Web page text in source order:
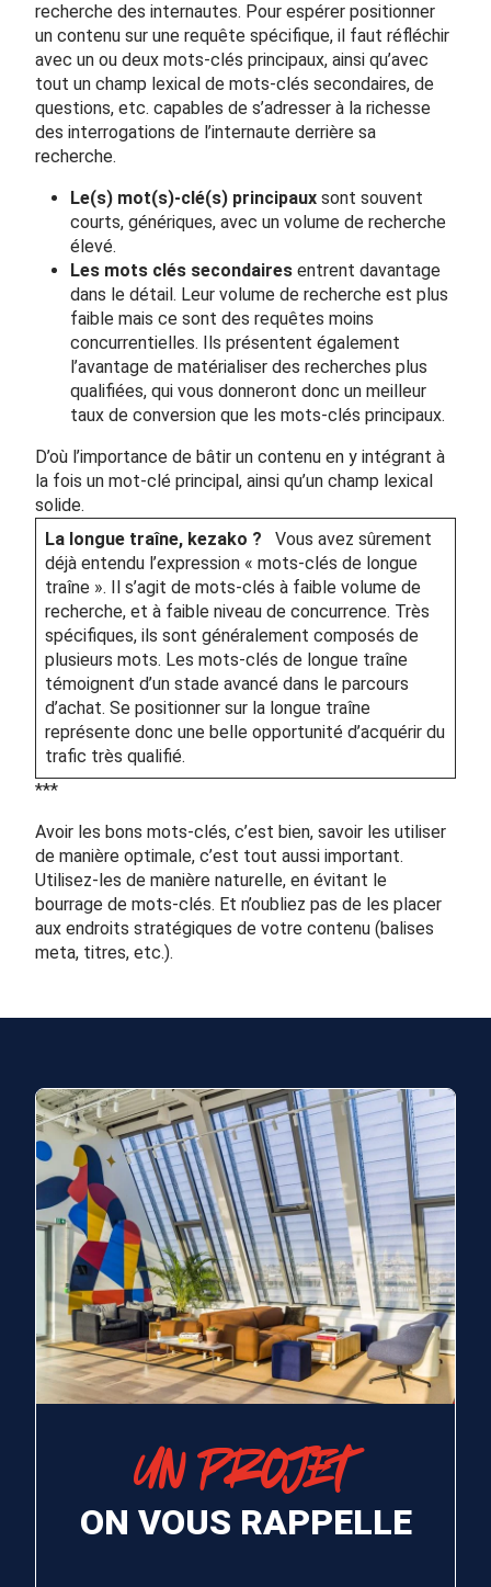
recherche des internautes. Pour espérer positionner
un contenu sur une requête spécifique, il faut réfléchir
avec un ou deux mots-clés principaux, ainsi qu’avec
tout un champ lexical de mots-clés secondaires, de
questions, etc. capables de s’adresser à la richesse
des interrogations de l’internaute derrière sa
recherche.
Le(s) mot(s)-clé(s) principaux sont souvent
courts, génériques, avec un volume de recherche
élevé.
Les mots clés secondaires entrent davantage
dans le détail. Leur volume de recherche est plus
faible mais ce sont des requêtes moins
concurrentielles. Ils présentent également
l’avantage de matérialiser des recherches plus
qualifiées, qui vous donneront donc un meilleur
taux de conversion que les mots-clés principaux.
D’où l’importance de bâtir un contenu en y intégrant à
la fois un mot-clé principal, ainsi qu’un champ lexical
solide.
La longue traîne, kezako ? Vous avez sûrement
déjà entendu l’expression « mots-clés de longue
traîne ». Il s’agit de mots-clés à faible volume de
recherche, et à faible niveau de concurrence. Très
spécifiques, ils sont généralement composés de
plusieurs mots. Les mots-clés de longue traîne
témoignent d’un stade avancé dans le parcours
d’achat. Se positionner sur la longue traîne
représente donc une belle opportunité d’acquérir du
trafic très qualifié.
***
Avoir les bons mots-clés, c’est bien, savoir les utiliser
de manière optimale, c’est tout aussi important.
Utilisez-les de manière naturelle, en évitant le
bourrage de mots-clés. Et n’oubliez pas de les placer
aux endroits stratégiques de votre contenu (balises
meta, titres, etc.).
UN PROJET
ON VOUS RAPPELLE